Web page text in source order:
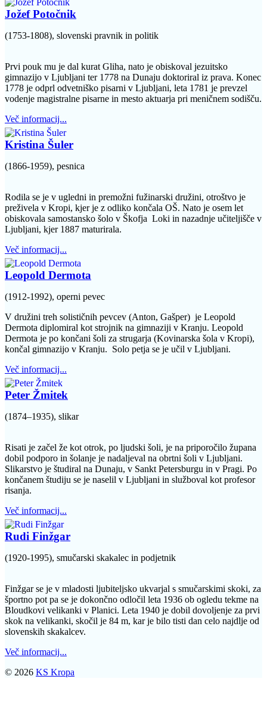
Jožef Potočnik
(1753-1808), slovenski pravnik in politik
Prvi pouk mu je dal kurat Gliha, nato je obiskoval jezuitsko
gimnazijo v Ljubljani ter 1778 na Dunaju doktoriral iz prava. Konec
1778 je odprl odvetniško pisarni v Ljubljani, leta 1781 je prevzel
vodenje magistralne pisarne in mesto aktuarja pri meničnem sodišču.
Več informacij...
Kristina Šuler
(1866-1959), pesnica
Rodila se je v ugledni in premožni fužinarski družini, otroštvo je
preživela v Kropi, kjer je z odliko končala OŠ. Nato je osem let
obiskovala samostansko šolo v Škofja Loki in nazadnje učiteljišče v
Ljubljani, kjer 1887 maturirala.
Več informacij...
Leopold Dermota
(1912-1992), operni pevec
V družini treh solističnih pevcev (Anton, Gašper) je Leopold
Dermota diplomiral kot strojnik na gimnaziji v Kranju. Leopold
Dermota je po končani šoli za strugarja (Kovinarska šola v Kropi),
končal gimnazijo v Kranju. Solo petja se je učil v Ljubljani.
Več informacij...
Peter Žmitek
(1874–1935), slikar
Risati je začel že kot otrok, po ljudski šoli, je na priporočilo župana
dobil podporo in šolanje je nadaljeval na obrtni šoli v Ljubljani.
Slikarstvo je študiral na Dunaju, v Sankt Petersburgu in v Pragi. Po
končanem študiju se je naselil v Ljubljani in služboval kot profesor
risanja.
Več informacij...
Rudi Finžgar
(1920-1995), smučarski skakalec in podjetnik
Finžgar se je v mladosti ljubiteljsko ukvarjal s smučarskimi skoki, za
športno pot pa se je dokončno odločil leta 1936 ob ogledu tekme na
Bloudkovi velikanki v Planici. Leta 1940 je dobil dovoljenje za prvi
skok na velikanki, skočil je 84 m, kar je bilo tisti dan celo najdlje od
slovenskih skakalcev.
Več informacij...
© 2026 KS Kropa